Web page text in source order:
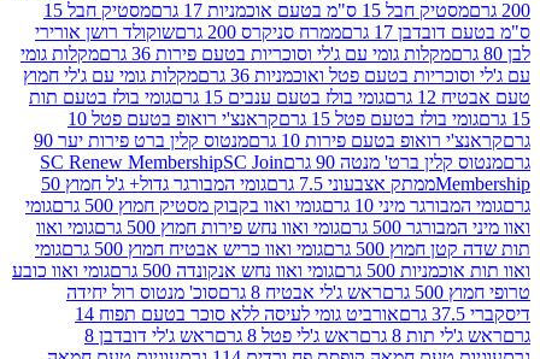
15 ס"מ בטעם אוכמניות 17 גרם
מסטיק חבל 15
17 גרם
ממרח סניקרס 200 גרם
שוקולד רושן אורירי
מקלות גומי עם ג'לי וסוכריות בטעם פירות 36 גרם
מקלות גומי
בטעם פטל ואוכמניות 36 גרם
מקלות גומי עם ג'לי חמוץ
גומי בולז בטעם ענבים 15 גרם
גומי בולז בטעם תות
בולז בטעם פטל 15 גרם
קראנצ'י רואופ בטעם פטל 10
בטעם פירות 10 גרם
מנטוס קלין ברט פירות יער 90
ברט' מנטה 90 גרם
SC Renew MembershipSC Join
ממתק אצבעוני 7.5 גרם
גומי המבורגר גדול+ ג'ל חמוץ 50
מיני 10 גרם
גומי ואוו בקבוק מסטיק חמוץ 500 גרם
גומי
500 גרם
גומי ואוו נחש פירות חמוץ 500 גרם
גומי ואוו
500 גרם
גומי ואוו כריש אבטיח חמוץ 500 גרם
גומי
500 גרם
גומי ואוו נחש אנקונדה 500 גרם
גומי ואוו כובע
ראש ג'לי אבטיח 8 גרם
סוכ' מנטוס רול יחידה
אורביט גומי לעיסה ללא סוכר בטעם תפוח 14
8 גרם
ראש ג'לי פטל 8 גרם
ראש ג'לי דובדבן 8